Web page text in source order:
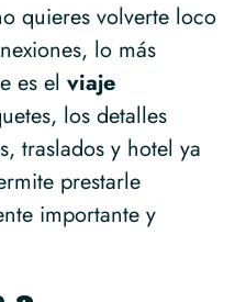
quieres volverte loco
lo más
es el viaje
los detalles
traslados y hotel ya
prestarle
importante y